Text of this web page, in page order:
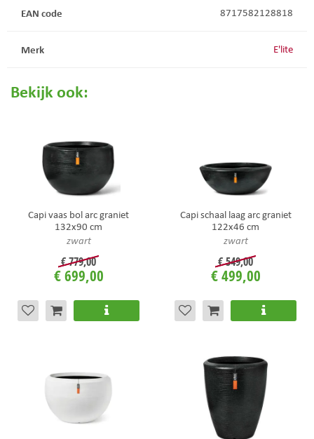
EAN code 8717582128818
Merk E'lite
Bekijk ook:
Capi vaas bol arc graniet
132x90 cm
zwart
€779,00
€699,00
Capi schaal laag arc graniet
122x46 cm
zwart
€549,00
€499,00